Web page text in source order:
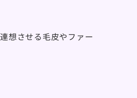
想させる毛皮やファー